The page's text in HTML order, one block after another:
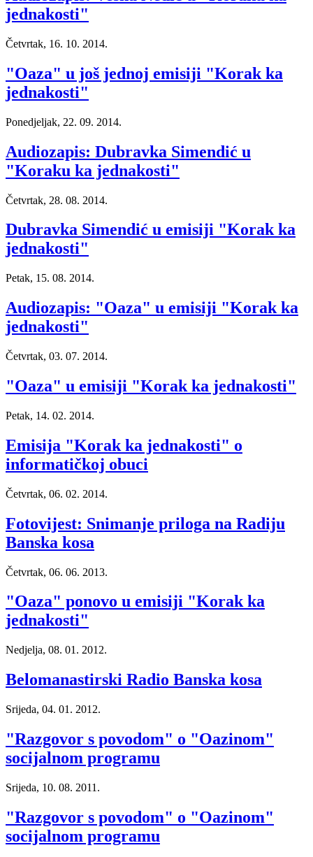
jednakosti"
Četvrtak, 16. 10. 2014.
"Oaza" u još jednoj emisiji "Korak ka
jednakosti"
Ponedjeljak, 22. 09. 2014.
Audiozapis: Dubravka Simendić u
"Koraku ka jednakosti"
Četvrtak, 28. 08. 2014.
Dubravka Simendić u emisiji "Korak ka
jednakosti"
Petak, 15. 08. 2014.
Audiozapis: "Oaza" u emisiji "Korak ka
jednakosti"
Četvrtak, 03. 07. 2014.
"Oaza" u emisiji "Korak ka jednakosti"
Petak, 14. 02. 2014.
Emisija "Korak ka jednakosti" o
informatičkoj obuci
Četvrtak, 06. 02. 2014.
Fotovijest: Snimanje priloga na Radiju
Banska kosa
Četvrtak, 06. 06. 2013.
"Oaza" ponovo u emisiji "Korak ka
jednakosti"
Nedjelja, 08. 01. 2012.
Belomanastirski Radio Banska kosa
Srijeda, 04. 01. 2012.
"Razgovor s povodom" o "Oazinom"
socijalnom programu
Srijeda, 10. 08. 2011.
"Razgovor s povodom" o "Oazinom"
socijalnom programu